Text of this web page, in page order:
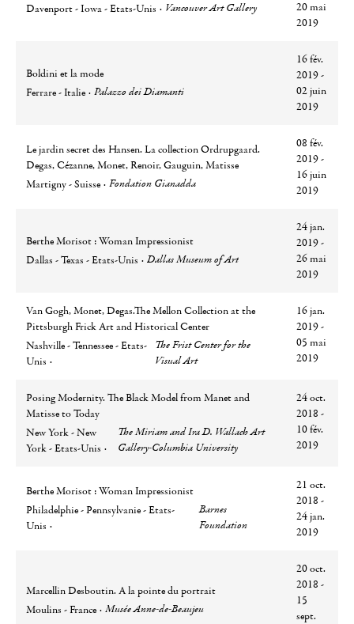
Ville
Davenport - Iowa - Etats-Unis
Lieu Vancouver Art Gallery
20 mai
2019
Boldini et la mode
Ville
Ferrare - Italie
Lieu Palazzo dei Diamanti
16 fév.
2019 -
02 juin
2019
Le jardin secret des Hansen. La collection Ordrupgaard.
Degas, Cézanne, Monet, Renoir, Gauguin, Matisse
Ville
Martigny - Suisse
Lieu Fondation Gianadda
08 fév.
2019 -
16 juin
2019
Berthe Morisot : Woman Impressionist
Ville
Dallas - Texas - Etats-Unis
Lieu Dallas Museum of Art
24 jan.
2019 -
26 mai
2019
Van Gogh, Monet, Degas.The Mellon Collection at the
Pittsburgh Frick Art and Historical Center
Ville
Nashville - Tennessee - Etats-
Unis
Lieu
The Frist Center for the
Visual Art
16 jan.
2019 -
05 mai
2019
Posing Modernity. The Black Model from Manet and
Matisse to Today
Ville
New York - New
York - Etats-Unis
Lieu
The Miriam and Ira D. Wallach Art
Gallery-Columbia University
24 oct.
2018 -
10 fév.
2019
Berthe Morisot : Woman Impressionist
Ville
Philadelphie - Pennsylvanie - Etats-
Unis
Lieu
Barnes
Foundation
21 oct.
2018 -
24 jan.
2019
Marcellin Desboutin. A la pointe du portrait
Ville
Moulins - France
Lieu Musée Anne-de-Beaujeu
20 oct.
2018 -
15
sept.